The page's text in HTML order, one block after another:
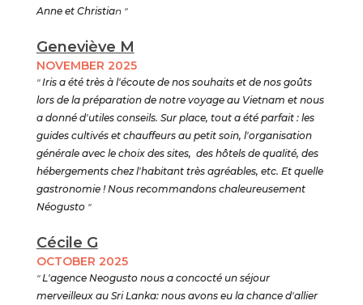
Anne et Christian "
Geneviève M
NOVEMBER 2025
"Iris a été très à l'écoute de nos souhaits et de nos goûts
lors de la préparation de notre voyage au Vietnam et nous
a donné d'utiles conseils. Sur place, tout a été parfait : les
guides cultivés et chauffeurs au petit soin, l'organisation
générale avec le choix des sites, des hôtels de qualité, des
hébergements chez l'habitant très agréables, etc. Et quelle
gastronomie ! Nous recommandons chaleureusement
Néogusto"
Cécile G
OCTOBER 2025
"L'agence Neogusto nous a concocté un séjour
merveilleux au Sri Lanka: nous avons eu la chance d'allier